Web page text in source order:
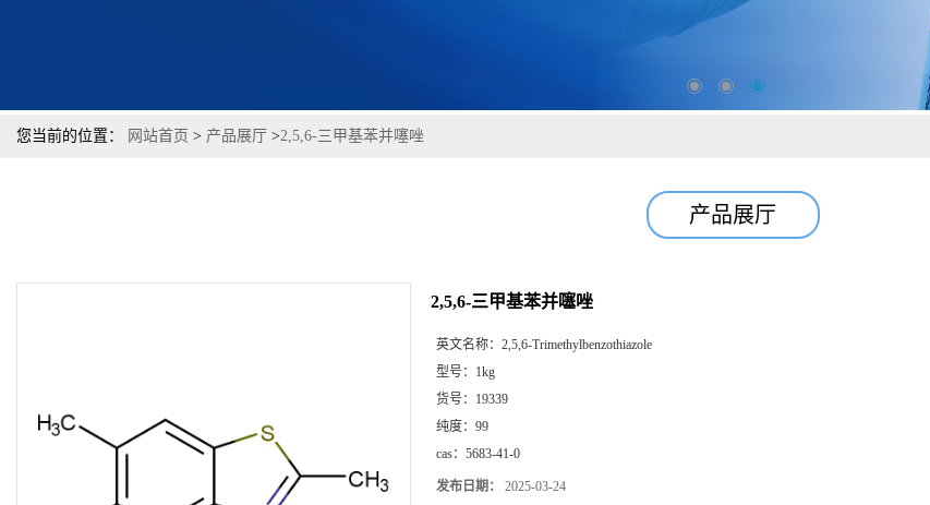
您当前的位置： 网站首页 > 产品展厅 >2,5,6-三甲基苯并噻唑
产品展厅
2,5,6-三甲基苯并噻唑
英文名称： 2,5,6-Trimethylbenzothiazole
型号： 1kg
货号： 19339
纯度： 99
cas： 5683-41-0
发布日期： 2025-03-24